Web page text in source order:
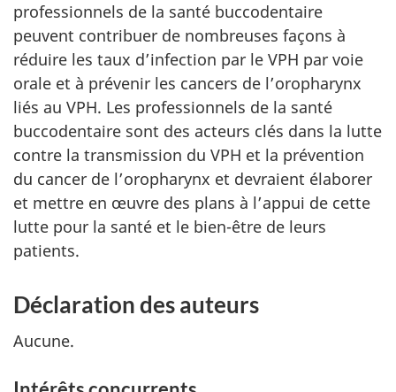
professionnels de la santé buccodentaire
peuvent contribuer de nombreuses façons à
réduire les taux d’infection par le VPH par voie
orale et à prévenir les cancers de l’oropharynx
liés au VPH. Les professionnels de la santé
buccodentaire sont des acteurs clés dans la lutte
contre la transmission du VPH et la prévention
du cancer de l’oropharynx et devraient élaborer
et mettre en œuvre des plans à l’appui de cette
lutte pour la santé et le bien-être de leurs
patients.
Déclaration des auteurs
Aucune.